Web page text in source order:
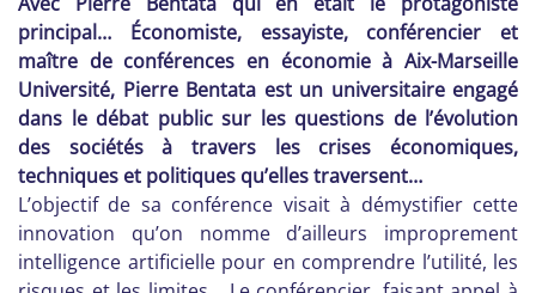
principal… Économiste, essayiste, conférencier et
maître de conférences en économie à Aix-Marseille
Université, Pierre Bentata est un universitaire engagé
dans le débat public sur les questions de l’évolution
des sociétés à travers les crises économiques,
techniques et politiques qu’elles traversent…
L’objectif de sa conférence visait à démystifier cette
innovation qu’on nomme d’ailleurs improprement
intelligence artificielle pour en comprendre l’utilité, les